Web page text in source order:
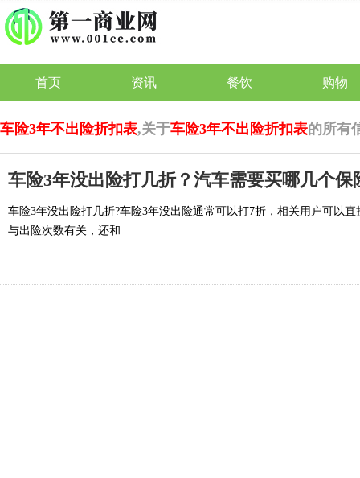
首页 资讯 餐饮 购物
车险3年不出险折扣表,关于车险3年不出险折扣表的所有
车险3年没出险打几折？汽车需要买哪几个保
车险3年没出险打几折?车险3年没出险通常可以打7折，相关用户可以
与出险次数有关，还和